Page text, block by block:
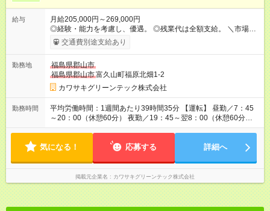
給与
月給205,000円～269,000円
◎経験・能力を考慮し、優遇。 ◎残業代は全額支給。 ＼市場価
値も収入もアップ／ 身につけたスキルや知識は、明確な基準で
給与に還元。頑張りを正当に評価します！ ★月々の給与にプラ
格者：月5万円 ・電気主任技術者3種／選任者：月5万円、有資
格者：月3万円 ・ボイラー・タービン主任技術者2種／選任者：
月4万円、有資格者：月2万円 ・下水道三種技術検定：月1000円
★資格取得時に支給されるお祝い金 ・監理技術者：2万円 ・公
害防止管理者：1万円 ・廃棄物処理施設長技術管理者：1万円 ・
非破壊試験技術士：5000円（初回のみ） ・エネルギー管理士：
・ボイラー技士2級：3000円 ・電気工事士1種：1万円 ・電気工
事士2種：5000円 ・衛生管理者1種：5000円 ・危険物取扱者甲
種・乙種（1～6含む）：5000円 【試用期間】試用期間あり 試
用期間の長さ：3ヶ月 雇用形態、給与は本採用時と同じです。
交通費別途支給あり
勤務地
福島県郡山市
福島県郡山市富久山町福原北畑1-2
カワサキグリーンテック株式会社
勤務時間
平均労働時間：1週間あたり39時間35分 【運転】 昼勤／7：45
～20：00（休憩60分） 夜勤／19：45～翌8：00（休憩60分）
【整備】 8：15～17：15（休憩60分） 平均労働時間：1週間あ
夜勤／19：45～翌8：00（休憩60分） 【整備】 8：15～17：
気になる！ 応募する 詳細へ
掲載元企業名 カワサキグリーンテック株式会社